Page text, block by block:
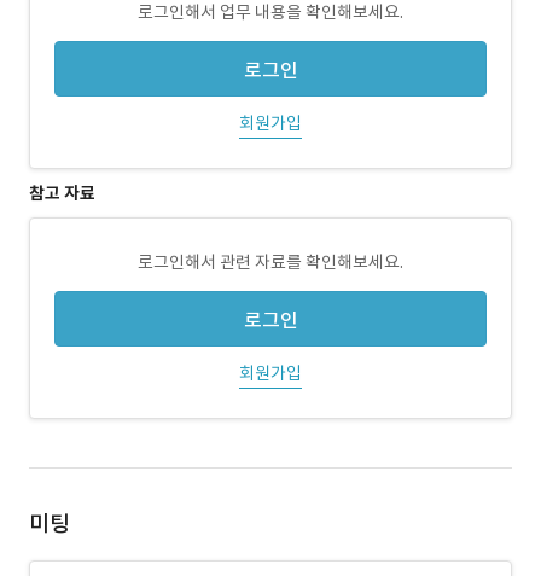
로그인해서 업무 내용을 확인해보세요.
로그인
회원가입
참고 자료
로그인해서 관련 자료를 확인해보세요.
로그인
회원가입
미팅